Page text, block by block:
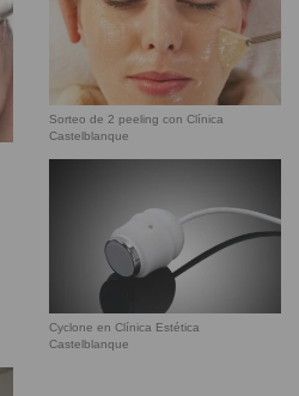
Sorteo de 2 peeling con Clínica
Castelblanque
Cyclone en Clínica Estética
Castelblanque